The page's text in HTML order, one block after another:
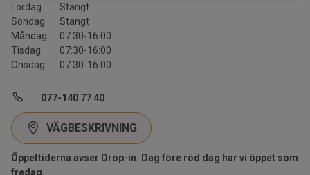
Lördag
Stängt
Söndag
Stängt
Måndag
07:30-16:00
Tisdag
07:30-16:00
Onsdag
07:30-16:00
077-140 77 40
VÄGBESKRIVNING
Öppettiderna avser Drop-in. Dag före röd dag har vi öppet som
fredag.